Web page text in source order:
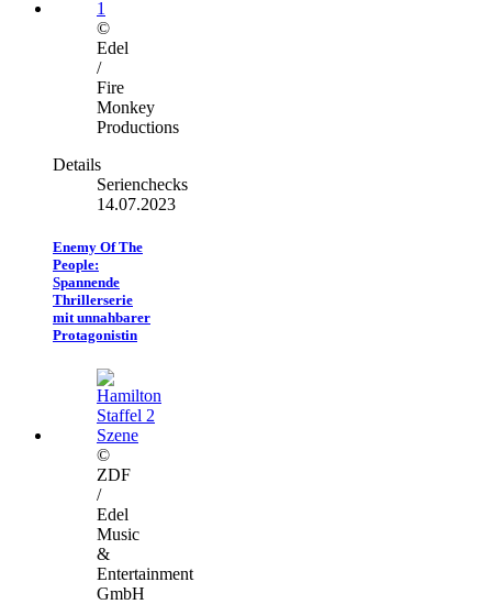
©
Edel
/
Fire
Monkey
Productions
Details
Serienchecks
14.07.2023
Enemy Of The
People:
Spannende
Thrillerserie
mit unnahbarer
Protagonistin
©
ZDF
/
Edel
Music
&
Entertainment
GmbH